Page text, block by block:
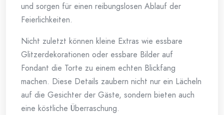
und sorgen für einen reibungslosen Ablauf der
Feierlichkeiten.
Nicht zuletzt können kleine Extras wie essbare
Glitzerdekorationen oder essbare Bilder auf
Fondant die Torte zu einem echten Blickfang
machen. Diese Details zaubern nicht nur ein Lächeln
auf die Gesichter der Gäste, sondern bieten auch
eine köstliche Überraschung.